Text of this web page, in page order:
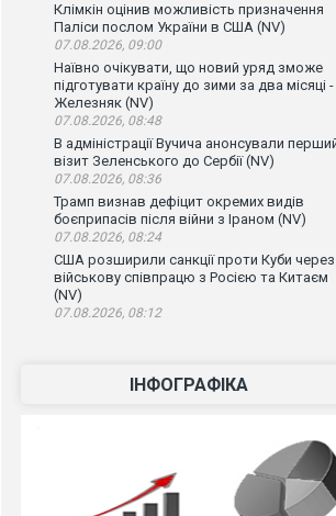
Клімкін оцінив можливість призначення
Паліси послом України в США (NV)
07.08.2026, 09:00
Наївно очікувати, що новий уряд зможе
підготувати країну до зими за два місяці -
Железняк (NV)
07.08.2026, 08:48
В адміністрації Вучича анонсували
візит Зеленського до Сербії (NV)
07.08.2026, 08:36
Трамп визнав дефіцит окремих видів
боєприпасів після війни з Іраном (NV)
07.08.2026, 08:24
США розширили санкції проти Куби через
військову співпрацю з Росією та Китаєм
(NV)
07.08.2026, 08:12
ІНФОГРАФІКА